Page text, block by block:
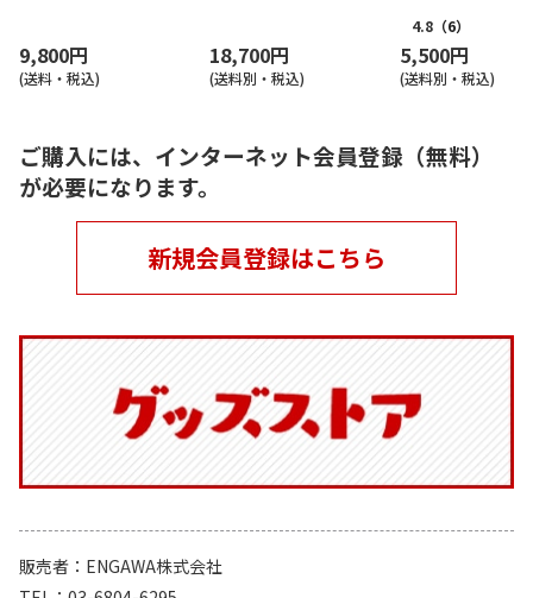
9,800円
(送料・税込)
18,700円
(送料別・税込)
4.8 （6）
5,500円
(送料別・税込)
ご購入には、インターネット会員登録（無料）
が必要になります。
新規会員登録はこちら
販売者
ENGAWA株式会社